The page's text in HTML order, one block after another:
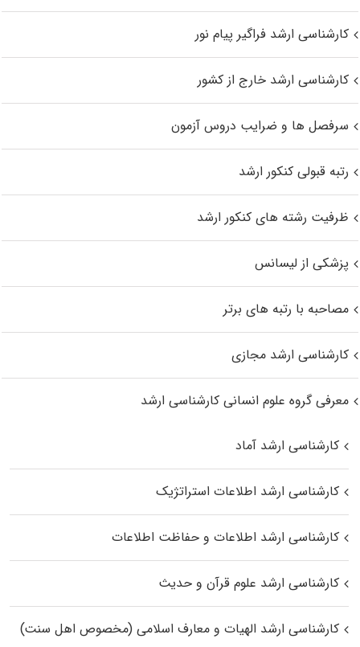
کارشناسی ارشد فراگیر پیام نور
کارشناسی ارشد خارج از کشور
سرفصل ها و ضرایب دروس آزمون
رتبه قبولی کنکور ارشد
ظرفیت رشته های کنکور ارشد
پزشکی از لیسانس
مصاحبه با رتبه های برتر
کارشناسی ارشد مجازی
معرفی گروه علوم انسانی کارشناسی ارشد
کارشناسی ارشد آماد
کارشناسی ارشد اطلاعات استراتژیک
کارشناسی ارشد اطلاعات و حفاظت اطلاعات
کارشناسی ارشد علوم قرآن و حدیث
کارشناسی ارشد الهیات و معارف اسلامی (مخصوص اهل سنت)